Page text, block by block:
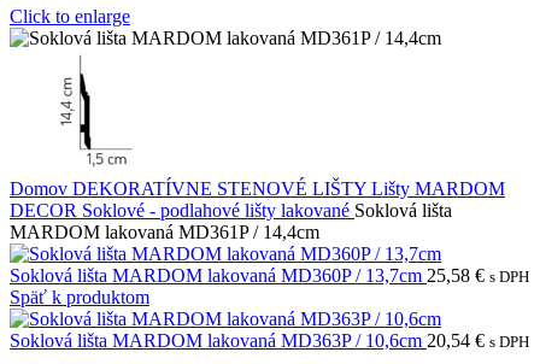
Click to enlarge
Domov DEKORATÍVNE STENOVÉ LIŠTY Lišty MARDOM
DECOR Soklové - podlahové lišty lakované Soklová lišta
MARDOM lakovaná MD361P / 14,4cm
Soklová lišta MARDOM lakovaná MD360P / 13,7cm 25,58 € s DPH
Späť k produktom
Soklová lišta MARDOM lakovaná MD363P / 10,6cm 20,54 € s DPH